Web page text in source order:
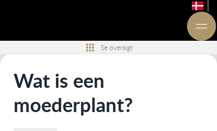
Se oversigt
Wat is een
moederplant?